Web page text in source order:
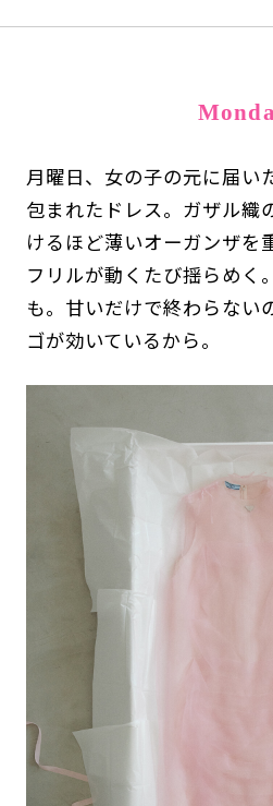
月曜日、女の子の元に届い
包まれたドレス。ガザル織
けるほど薄いオーガンザを
フリルが動くたび揺らめく
も。甘いだけで終わらない
ゴが効いているから。